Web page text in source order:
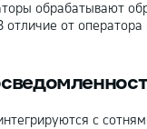
обрабатывают
отличие от оператора
с